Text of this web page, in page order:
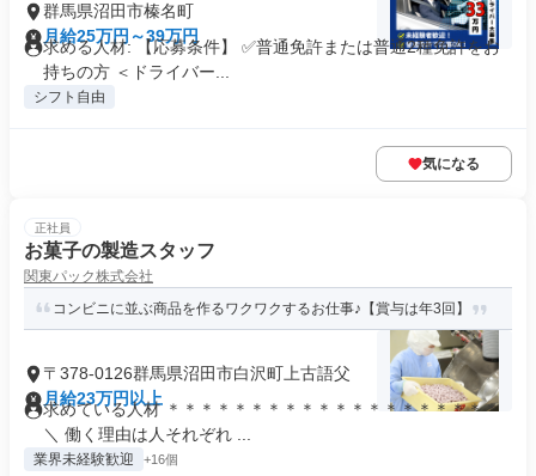
群馬県沼田市榛名町
月給25万円～39万円
求める人材: 【応募条件】 ✅普通免許または普通2種免許をお
持ちの方 ＜ドライバー...
シフト自由
気になる
正社員
お菓子の製造スタッフ
関東パック株式会社
コンビニに並ぶ商品を作るワクワクするお仕事♪【賞与は年3回】
〒378-0126群馬県沼田市白沢町上古語父
月給23万円以上
求めている人材 ＊＊＊＊＊＊＊＊＊＊＊＊＊＊＊＊＊＊＊＊
＼ 働く理由は人それぞれ ...
業界未経験歓迎 +16個